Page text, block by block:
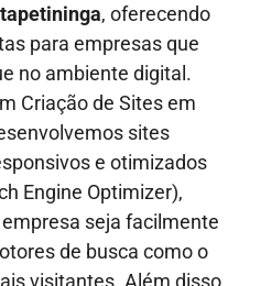
, oferecendo
para empresas que
no ambiente digital.
Criação de Sites em
sites
e otimizados
Engine Optimizer),
seja facilmente
de busca como o
visitantes. Além disso,